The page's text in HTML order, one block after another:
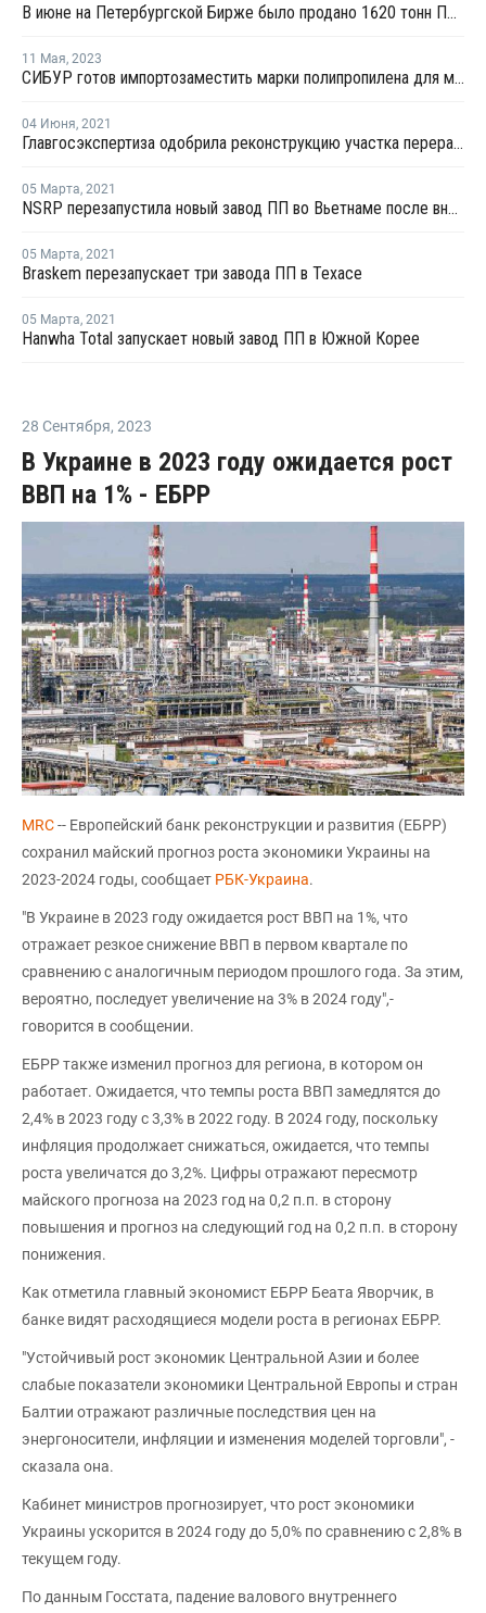
В июне на Петербургской Бирже было продано 1620 тонн ПВД и 1106 тонн ПП
11 Мая, 2023
СИБУР готов импортозаместить марки полипропилена для медизделий
04 Июня, 2021
Главгосэкспертиза одобрила реконструкцию участка переработки углеводородного сырья для полимеров на ЗапСибНефтехиме
05 Марта, 2021
NSRP перезапустила новый завод ПП во Вьетнаме после внепланового ремонта
05 Марта, 2021
Braskem перезапускает три завода ПП в Техасе
05 Марта, 2021
Hanwha Total запускает новый завод ПП в Южной Корее
28 Сентября, 2023
В Украине в 2023 году ожидается рост
ВВП на 1% - ЕБРР
MRC-- Европейский банк реконструкции и развития (ЕБРР)
сохранил майский прогноз роста экономики Украины на
2023-2024 годы, сообщает РБК-Украина.
"В Украине в 2023 году ожидается рост ВВП на 1%, что
отражает резкое снижение ВВП в первом квартале по
сравнению с аналогичным периодом прошлого года. За этим,
вероятно, последует увеличение на 3% в 2024 году",-
говорится в сообщении.
ЕБРР также изменил прогноз для региона, в котором он
работает. Ожидается, что темпы роста ВВП замедлятся до
2,4% в 2023 году с 3,3% в 2022 году. В 2024 году, поскольку
инфляция продолжает снижаться, ожидается, что темпы
роста увеличатся до 3,2%. Цифры отражают пересмотр
майского прогноза на 2023 год на 0,2 п.п. в сторону
повышения и прогноз на следующий год на 0,2 п.п. в сторону
понижения.
Как отметила главный экономист ЕБРР Беата Яворчик, в
банке видят расходящиеся модели роста в регионах ЕБРР.
"Устойчивый рост экономик Центральной Азии и более
слабые показатели экономики Центральной Европы и стран
Балтии отражают различные последствия цен на
энергоносители, инфляции и изменения моделей торговли", -
сказала она.
Кабинет министров прогнозирует, что рост экономики
Украины ускорится в 2024 году до 5,0% по сравнению с 2,8% в
текущем году.
По данным Госстата, падение валового внутреннего